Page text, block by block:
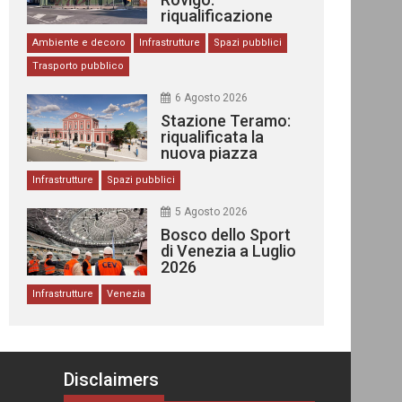
riqualificazione
delle stazioni
Ambiente e decoro Infrastrutture
Spazi pubblici
Trasporto pubblico
6 Agosto 2026
Stazione Teramo:
riqualificata la
nuova piazza
urbana
Infrastrutture Spazi pubblici
5 Agosto 2026
Bosco dello Sport
di Venezia a Luglio
2026
Infrastrutture Venezia
Disclaimers